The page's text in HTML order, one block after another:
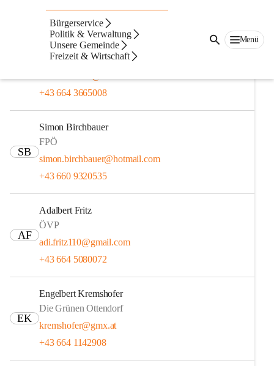
Bürgerservice
Politik & Verwaltung
Unsere Gemeinde
Freizeit & Wirtschaft
Menü
Gemeinderat
Andreas Bauer
ÖVP
+43 664 3665008
SB
Simon Birchbauer
FPÖ
simon.birchbauer@hotmail.com
+43 660 9320535
AF
Adalbert Fritz
ÖVP
adi.fritz110@gmail.com
+43 664 5080072
EK
Engelbert Kremshofer
Die Grünen Ottendorf
kremshofer@gmx.at
+43 664 1142908